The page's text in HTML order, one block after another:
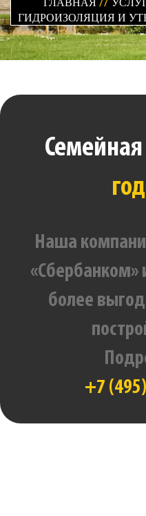
ГИДРОИЗОЛЯЦИЯ И
Наша
«Сбербанком»
более
+7